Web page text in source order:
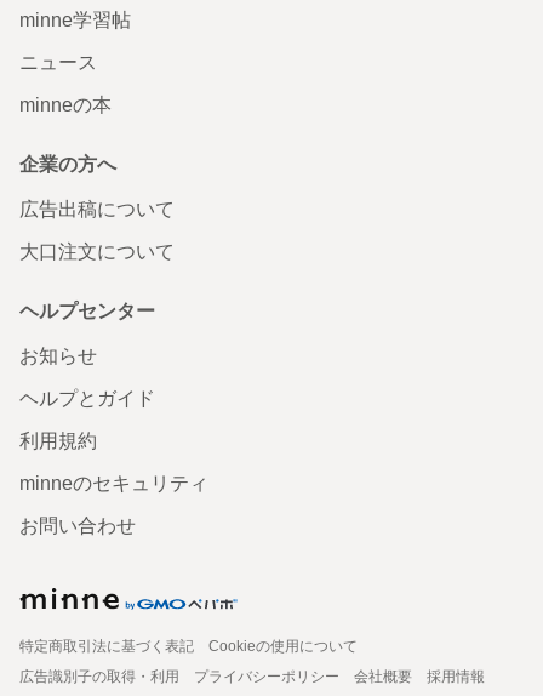
minne学習帖
ニュース
minneの本
企業の方へ
広告出稿について
大口注文について
ヘルプセンター
お知らせ
ヘルプとガイド
利用規約
minneのセキュリティ
お問い合わせ
特定商取引法に基づく表記
Cookieの使用について
広告識別子の取得・利用
プライバシーポリシー 会社概要
採用情報